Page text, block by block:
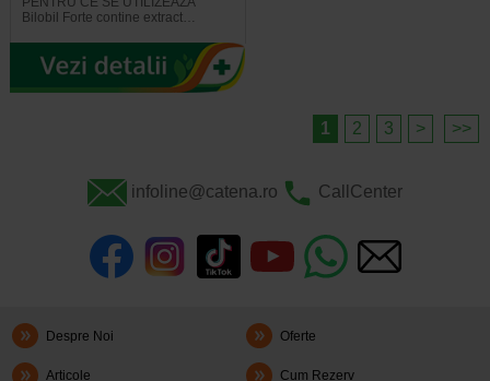
Bilobil Forte contine extract…
1 2 3 > >>
infoline@catena.ro CallCenter
Despre Noi Oferte
Articole Cum Rezerv